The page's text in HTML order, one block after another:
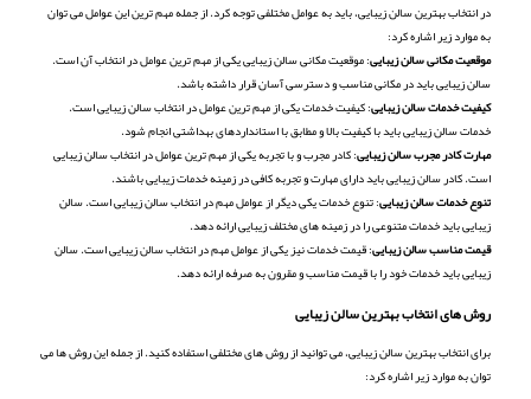
در انتخاب بهترین سالن زیبایی، باید به عوامل مختلفی توجه کرد. از جمله مهم ترین این عوامل می توان
به موارد زیر اشاره کرد:
موقعیت مکانی سالن زیبایی: موقعیت مکانی سالن زیبایی یکی از مهم ترین عوامل در انتخاب آن است.
سالن زیبایی باید در مکانی مناسب و دسترسی آسان قرار داشته باشد.
کیفیت خدمات سالن زیبایی: کیفیت خدمات یکی از مهم ترین عوامل در انتخاب سالن زیبایی است.
خدمات سالن زیبایی باید با کیفیت بالا و مطابق با استانداردهای بهداشتی انجام شود.
مهارت کادر مجرب سالن زیبایی: کادر مجرب و با تجربه یکی از مهم ترین عوامل در انتخاب سالن زیبایی
است. کادر سالن زیبایی باید دارای مهارت و تجربه کافی در زمینه خدمات زیبایی باشند.
تنوع خدمات سالن زیبایی: تنوع خدمات یکی دیگر از عوامل مهم در انتخاب سالن زیبایی است. سالن
زیبایی باید خدمات متنوعی را در زمینه های مختلف زیبایی ارائه دهد.
قیمت مناسب سالن زیبایی: قیمت خدمات نیز یکی از عوامل مهم در انتخاب سالن زیبایی است. سالن
زیبایی باید خدمات خود را با قیمت مناسب و مقرون به صرفه ارائه دهد.
روش های انتخاب بهترین سالن زیبایی
برای انتخاب بهترین سالن زیبایی، می توانید از روش های مختلفی استفاده کنید. از جمله این روش ها می
توان به موارد زیر اشاره کرد: